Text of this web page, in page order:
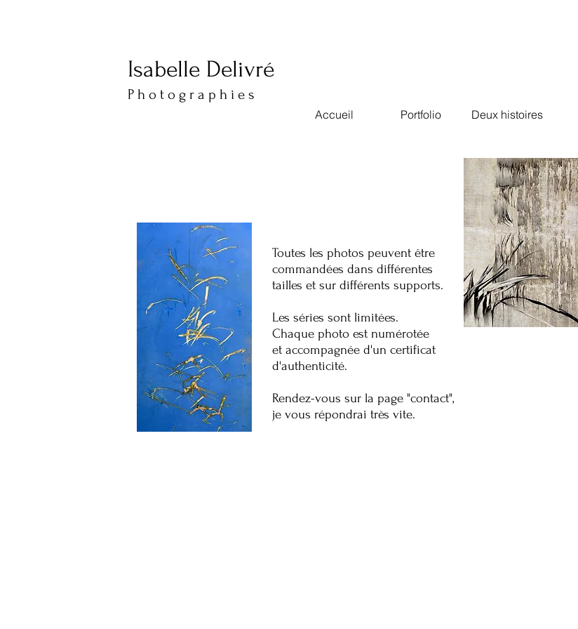
Isabelle Delivré
​​​P h o t o g r a p h i e s
Accueil Portfolio Deux histoires
Toutes les photos peuvent être
commandées dans différentes
tailles et sur différents supports.
Les séries sont limitées.
Chaque photo est numérotée
et accompagnée d'un certificat
d'authenticité.
Rendez-vous sur la page "contact",
je vous répondrai très vite.